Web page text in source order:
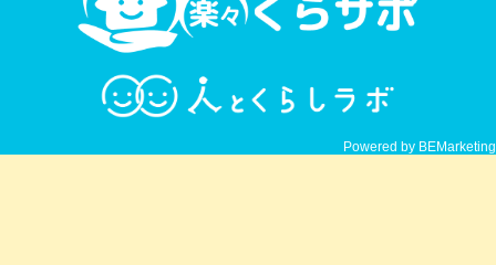
Powered by BEMarketing